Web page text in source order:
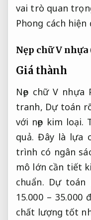
vai trò quan
Phong cách hiện
Nẹp chữ V nhựa
Giá thành
Nẹp chữ V
tranh, Dự toán
với nẹp kim loại.
quả. Đây là lựa
trình có ngân
mô lớn cần tiết
chuẩn. Dự toán
15.000 –
chất lượng tốt